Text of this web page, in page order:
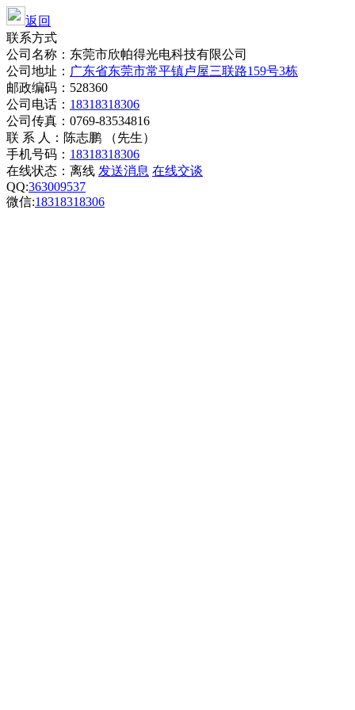
返回
联系方式
公司名称：东莞市欣帕得光电科技有限公司
公司地址： 广东省东莞市常平镇卢屋三联路159号3栋
邮政编码：528360
公司电话： 18318318306
公司传真：0769-83534816
联 系 人：陈志鹏 （先生）
手机号码： 18318318306
在线状态： 离线 发送消息 在线交谈
QQ:363009537
微信:18318318306